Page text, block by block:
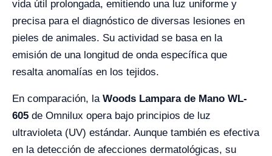
vida útil prolongada, emitiendo una luz uniforme y
precisa para el diagnóstico de diversas lesiones en
pieles de animales. Su actividad se basa en la
emisión de una longitud de onda específica que
resalta anomalías en los tejidos.
En comparación, la Woods Lampara de Mano WL-
605 de Omnilux opera bajo principios de luz
ultravioleta (UV) estándar. Aunque también es efectiva
en la detección de afecciones dermatológicas, su